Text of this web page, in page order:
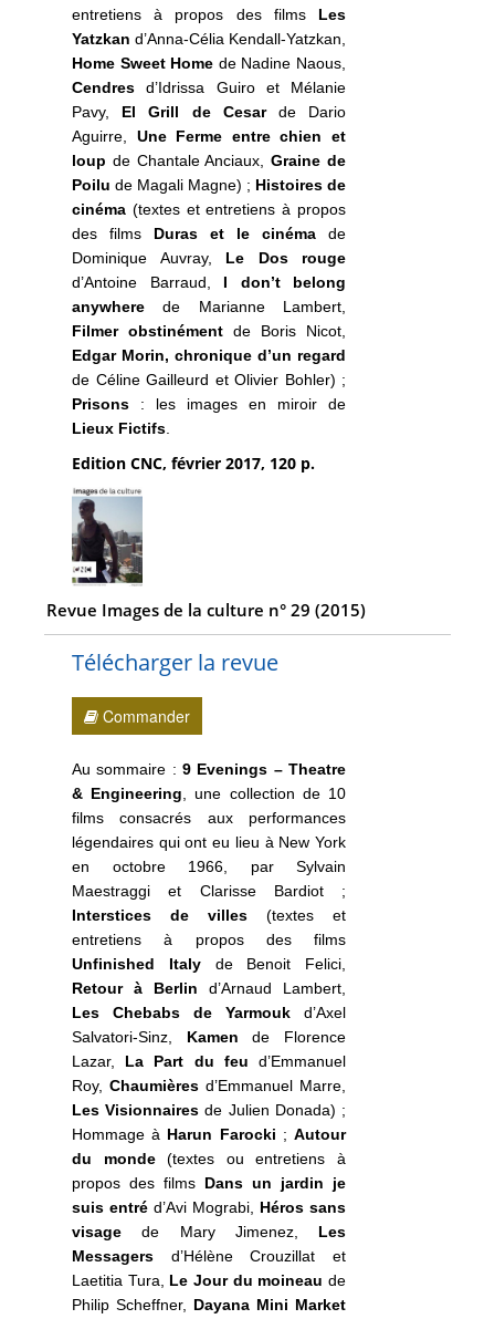
entretiens à propos des films Les
Yatzkan d’Anna-Célia Kendall-Yatzkan,
Home Sweet Home de Nadine Naous,
Cendres d’Idrissa Guiro et Mélanie
Pavy, El Grill de Cesarde Dario
Aguirre, Une Ferme entre chien et
loup de Chantale Anciaux,Graine de
Poilu de Magali Magne) ; Histoires de
cinéma (textes et entretiens à propos
des films Duras et le cinéma de
Dominique Auvray, Le Dos rouge
d’Antoine Barraud, I don’t belong
anywhere de Marianne Lambert,
Filmer obstinément de Boris Nicot,
Edgar Morin, chronique d’un regard
de Céline Gailleurd et Olivier Bohler) ;
Prisons : les images en miroir de
Lieux Fictifs
Edition CNC, février 2017, 120 p.
Revue Images de la culture n° 29 (2015)
Télécharger la revue
Commander
Au sommaire :9 Evenings – Theatre
& Engineering , une collection de 10
films consacrés aux performances
légendaires qui ont eu lieu à New York
en octobre 1966, par Sylvain
Maestraggi et Clarisse Bardiot ;
Interstices de villes (textes et
entretiens à propos des films
Unfinished Italyde Benoit Felici,
Retour à Berlin d’Arnaud Lambert,
Les Chebabs de Yarmouk d’Axel
Salvatori-Sinz, Kamen de Florence
Lazar, La Part du feu d’Emmanuel
Roy,Chaumières d’Emmanuel Marre,
Les Visionnaires de Julien Donada) ;
Hommage à Harun Farocki ;Autour
du monde(textes ou entretiens à
propos des films Dans un jardin je
suis entré d’Avi Mograbi, Héros sans
visage de Mary Jimenez, Les
Messagers d’Hélène Crouzillat et
Laetitia Tura, Le Jour du moineau de
Philip Scheffner, Dayana Mini Market